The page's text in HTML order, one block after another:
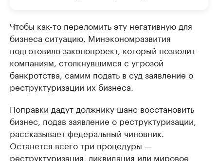
Чтобы как-то переломить эту негативную для
бизнеса ситуацию, Минэкономразвития
подготовило законопроект, который позволит
компаниям, столкнувшимся с угрозой
банкротства, самим подать в суд заявление о
реструктуризации их бизнеса.
Поправки дадут должнику шанс восстановить
бизнес, подав заявление о реструктуризации,
рассказывает федеральный чиновник.
Останется всего три процедуры —
реструктуризация, ликвидация или мировое